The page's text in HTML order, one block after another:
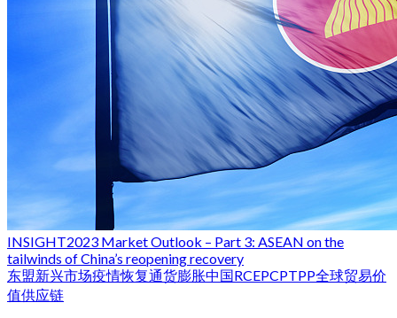
INSIGHT2023 Market Outlook – Part 3: ASEAN on the
tailwinds of China’s reopening recovery
东盟新兴市场疫情恢复通货膨胀中国RCEPCPTPP全球贸易价
值供应链